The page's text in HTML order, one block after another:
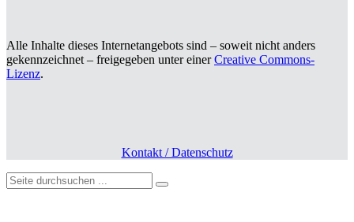
Alle Inhalte dieses Internetangebots sind – soweit nicht anders
gekennzeichnet – freigegeben unter einerCreative Commons-
Lizenz.
Kontakt / Datenschutz